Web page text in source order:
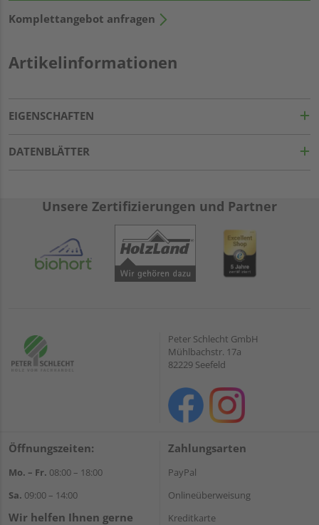
Komplettangebot anfragen
Artikelinformationen
EIGENSCHAFTEN
DATENBLÄTTER
Unsere Zertifizierungen und Partner
Peter Schlecht GmbH
Mühlbachstr. 17a
82229 Seefeld
Öffnungszeiten:
Mo. – Fr. 08:00 – 18:00
Sa. 09:00 – 14:00
Wir helfen Ihnen gerne
Zahlungsarten
PayPal
Onlineüberweisung
Kreditkarte